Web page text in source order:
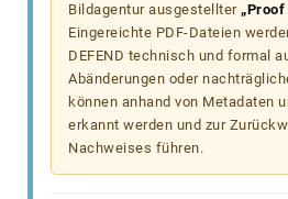
Bildagentur ausgestellter
Eingereichte PDF-Dateien
DEFEND technisch und formal
Abänderungen oder
können anhand von Metadaten
erkannt werden und zur
Nachweises führen.